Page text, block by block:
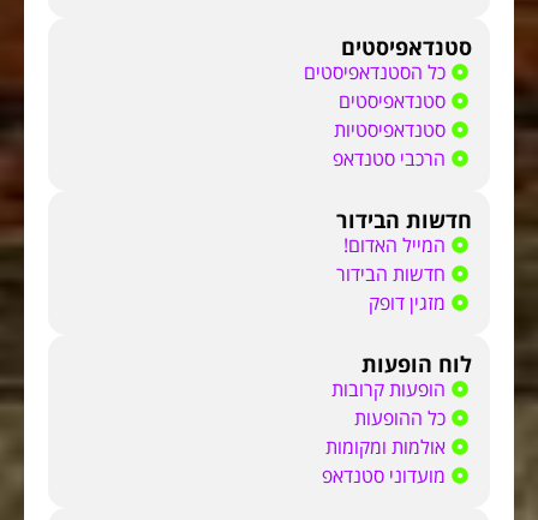
סטנדאפיסטים
כל הסטנדאפיסטים
סטנדאפיסטים
סטנדאפיסטיות
הרכבי סטנדאפ
חדשות הבידור
המייל האדום!
חדשות הבידור
מזגין דופק
לוח הופעות
הופעות קרובות
כל ההופעות
אולמות ומקומות
מועדוני סטנדאפ